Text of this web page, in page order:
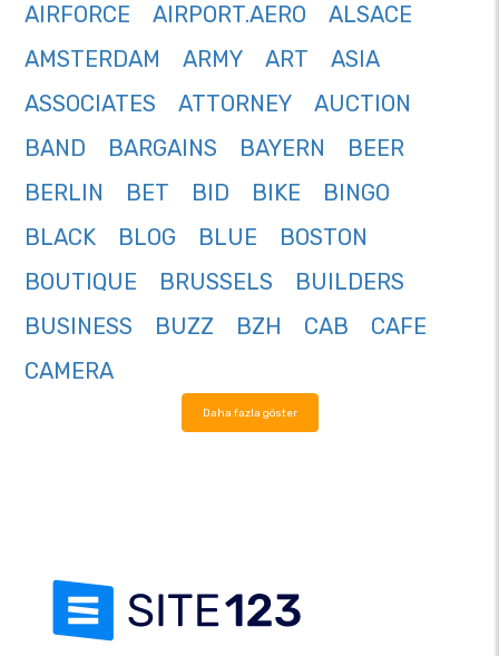
AIRFORCE
AIRPORT.AERO
ALSACE
AMSTERDAM
ARMY ART
ASIA
ASSOCIATES
ATTORNEY
AUCTION
BAND
BARGAINS BAYERN
BEER
BERLIN
BET BID BIKE
BINGO
BLACK
BLOG BLUE
BOSTON
BOUTIQUE
BRUSSELS
BUILDERS
BUSINESS
BUZZ BZH CAB
CAFE
CAMERA
Daha fazla göster